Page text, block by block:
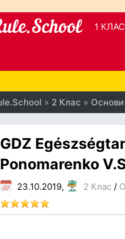
1 КЛАС
» 2 Клас »
GDZ
Ponomarenko
23.10.2019, 2 Клас /